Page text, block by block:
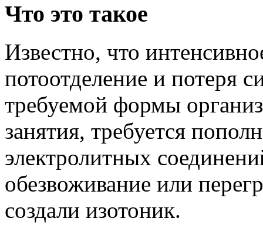
Что это такое
Известно, что
потоотделение и потеря
требуемой формы
занятия, требуется
электролитных
обезвоживание или
создали изотоник.